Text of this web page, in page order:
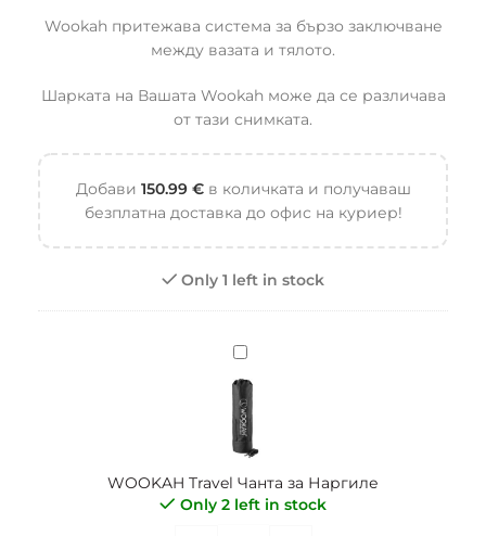
Wookah притежава система за бързо заключване
между вазата и тялото.
Шарката на Вашата Wookah може да се различава
от тази снимката.
Добави 150.99 €в количката и получаваш
безплатна доставка до офис на куриер!
Only 1 left in stock
WOOKAH
Travel
Чанта
за
Наргиле
WOOKAH Travel Чанта за Наргиле
Only 2 left in stock